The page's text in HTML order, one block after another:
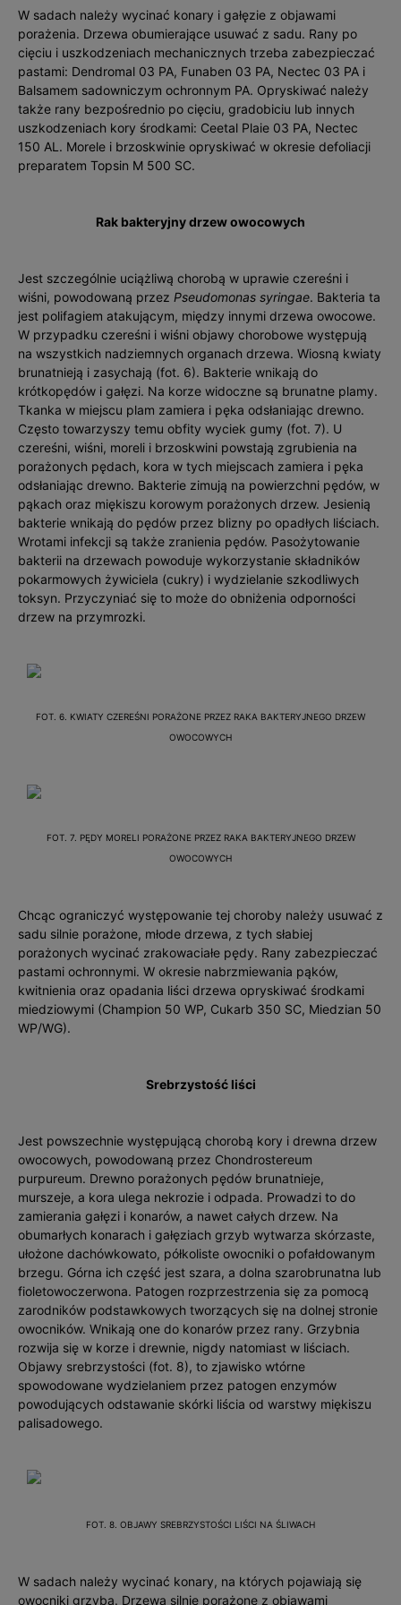
W sadach należy wycinać konary i gałęzie z objawami
porażenia. Drzewa obumierające usuwać z sadu. Rany po
cięciu i uszkodzeniach mechanicznych trzeba zabezpieczać
pastami: Dendromal 03 PA, Funaben 03 PA, Nectec 03 PA i
Balsamem sadowniczym ochronnym PA. Opryskiwać należy
także rany bezpośrednio po cięciu, gradobiciu lub innych
uszkodzeniach kory środkami: Ceetal Plaie 03 PA, Nectec
150 AL. Morele i brzoskwinie opryskiwać w okresie defoliacji
preparatem Topsin M 500 SC.
Rak bakteryjny drzew owocowych
Jest szczególnie uciążliwą chorobą w uprawie czereśni i
wiśni, powodowaną przez Pseudomonas syringae. Bakteria ta
jest polifagiem atakującym, między innymi drzewa owocowe.
W przypadku czereśni i wiśni objawy chorobowe występują
na wszystkich nadziemnych organach drzewa. Wiosną kwiaty
brunatnieją i zasychają (fot. 6). Bakterie wnikają do
krótkopędów i gałęzi. Na korze widoczne są brunatne plamy.
Tkanka w miejscu plam zamiera i pęka odsłaniając drewno.
Często towarzyszy temu obfity wyciek gumy (fot. 7). U
czereśni, wiśni, moreli i brzoskwini powstają zgrubienia na
porażonych pędach, kora w tych miejscach zamiera i pęka
odsłaniając drewno. Bakterie zimują na powierzchni pędów, w
pąkach oraz miękiszu korowym porażonych drzew. Jesienią
bakterie wnikają do pędów przez blizny po opadłych liściach.
Wrotami infekcji są także zranienia pędów. Pasożytowanie
bakterii na drzewach powoduje wykorzystanie składników
pokarmowych żywiciela (cukry) i wydzielanie szkodliwych
toksyn. Przyczyniać się to może do obniżenia odporności
drzew na przymrozki.
FOT. 6. KWIATY CZEREŚNI PORAŻONE PRZEZ RAKA BAKTERYJNEGO DRZEW
OWOCOWYCH
FOT. 7. PĘDY MORELI PORAŻONE PRZEZ RAKA BAKTERYJNEGO DRZEW
OWOCOWYCH
Chcąc ograniczyć występowanie tej choroby należy usuwać z
sadu silnie porażone, młode drzewa, z tych słabiej
porażonych wycinać zrakowaciałe pędy. Rany zabezpieczać
pastami ochronnymi. W okresie nabrzmiewania pąków,
kwitnienia oraz opadania liści drzewa opryskiwać środkami
miedziowymi (Champion 50 WP, Cukarb 350 SC, Miedzian 50
WP/WG).
Srebrzystość liści
Jest powszechnie występującą chorobą kory i drewna drzew
owocowych, powodowaną przez Chondrostereum
purpureum. Drewno porażonych pędów brunatnieje,
murszeje, a kora ulega nekrozie i odpada. Prowadzi to do
zamierania gałęzi i konarów, a nawet całych drzew. Na
obumarłych konarach i gałęziach grzyb wytwarza skórzaste,
ułożone dachówkowato, półkoliste owocniki o pofałdowanym
brzegu. Górna ich część jest szara, a dolna szarobrunatna lub
fioletowoczerwona. Patogen rozprzestrzenia się za pomocą
zarodników podstawkowych tworzących się na dolnej stronie
owocników. Wnikają one do konarów przez rany. Grzybnia
rozwija się w korze i drewnie, nigdy natomiast w liściach.
Objawy srebrzystości (fot. 8), to zjawisko wtórne
spowodowane wydzielaniem przez patogen enzymów
powodujących odstawanie skórki liścia od warstwy miękiszu
palisadowego.
FOT. 8. OBJAWY SREBRZYSTOŚCI LIŚCI NA ŚLIWACH
W sadach należy wycinać konary, na których pojawiają się
owocniki grzyba. Drzewa silnie porażone z objawami